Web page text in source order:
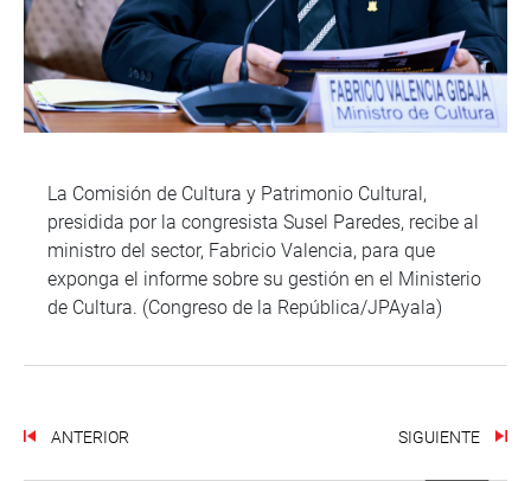
La Comisión de Cultura y Patrimonio Cultural,
presidida por la congresista Susel Paredes, recibe al
ministro del sector, Fabricio Valencia, para que
exponga el informe sobre su gestión en el Ministerio
de Cultura. (Congreso de la República/JPAyala)
ANTERIOR SIGUIENTE